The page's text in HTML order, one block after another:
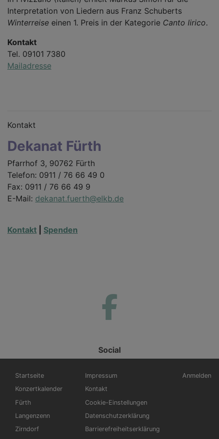
Interpretation von Liedern aus Franz Schuberts
Winterreise einen 1. Preis in der Kategorie Canto lirico.
Kontakt
Tel. 09101 7380
Mailadresse
Kontakt
Dekanat Fürth
Pfarrhof 3, 90762 Fürth
Telefon: 0911 / 76 66 49 0
Fax: 0911 / 76 66 49 9
E-Mail: dekanat.fuerth@elkb.de
Kontakt Spenden
Social
Hauptnavigation
Startseite
Konzertkalender
Fürth
Langenzenn
Zirndorf
Fußbereichsmenü
Impressum
Kontakt
Cookie-Einstellungen
Datenschutzerklärung
Barrierefreiheitserklärung
Anmelden